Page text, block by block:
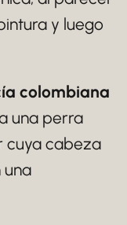
y luego
colombiana
una perra
cuya cabeza
una